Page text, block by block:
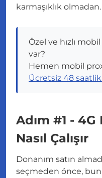
karmaşıklık olmadan.
Özel ve hızlı
var?
Hemen mobil
Ücretsiz 48
Adım #1 - 4G
Nasıl Çalışır
Donanım satın
seçmeden önce,